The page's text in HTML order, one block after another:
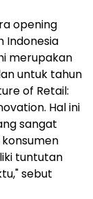
opening
Indonesia
merupakan
untuk tahun
of Retail:
Hal ini
sangat
tuntutan
sebut